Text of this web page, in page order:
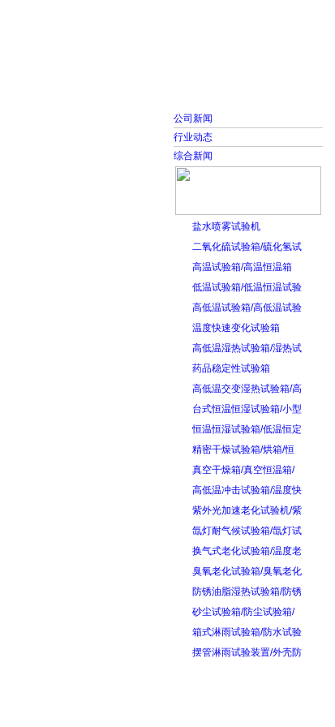
公司新闻
行业动态
综合新闻
盐水喷雾试验机
二氧化硫试验箱/硫化氢试
高温试验箱/高温恒温箱
低温试验箱/低温恒温试验
高低温试验箱/高低温试验
温度快速变化试验箱
高低温湿热试验箱/湿热试
药品稳定性试验箱
高低温交变湿热试验箱/高
台式恒温恒湿试验箱/小型
恒温恒湿试验箱/低温恒定
精密干燥试验箱/烘箱/恒
真空干燥箱/真空恒温箱/
高低温冲击试验箱/温度快
紫外光加速老化试验机/紫
氙灯耐气候试验箱/氙灯试
换气式老化试验箱/温度老
臭氧老化试验箱/臭氧老化
防锈油脂湿热试验箱/防锈
砂尘试验箱/防尘试验箱/
箱式淋雨试验箱/防水试验
摆管淋雨试验装置/外壳防